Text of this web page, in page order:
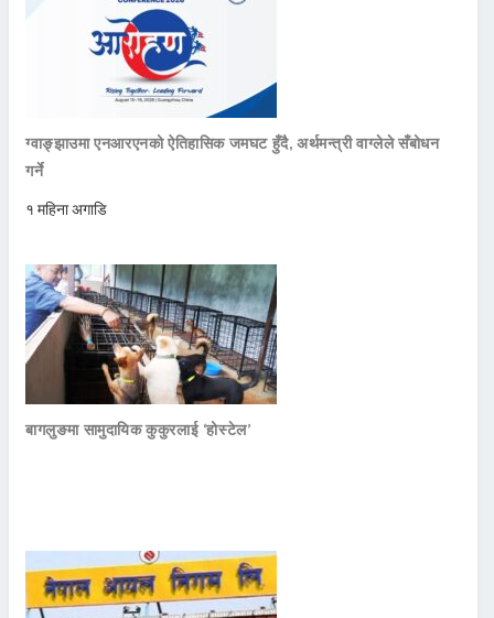
ग्वाङ्झाउमा एनआरएनको ऐतिहासिक जमघट हुँदै, अर्थमन्त्री वाग्लेले सँबोधन
गर्ने
१ महिना अगाडि
बागलुङमा सामुदायिक कुकुरलाई ‘होस्टेल’